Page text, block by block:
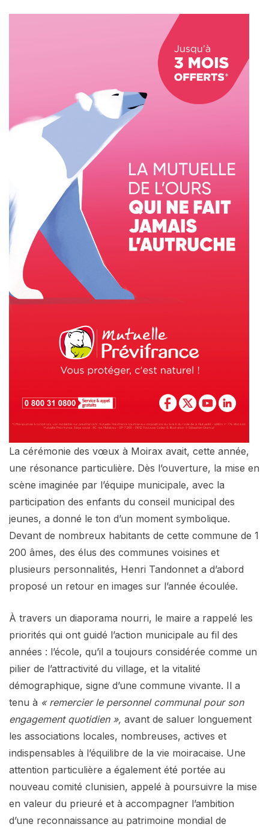
La cérémonie des vœux à Moirax avait, cette année,
une résonance particulière. Dès l’ouverture, la mise en
scène imaginée par l’équipe municipale, avec la
participation des enfants du conseil municipal des
jeunes, a donné le ton d’un moment symbolique.
Devant de nombreux habitants de cette commune de 1
200 âmes, des élus des communes voisines et
plusieurs personnalités, Henri Tandonnet a d’abord
proposé un retour en images sur l’année écoulée.
À travers un diaporama nourri, le maire a rappelé les
priorités qui ont guidé l’action municipale au fil des
années : l’école, qu’il a toujours considérée comme un
pilier de l’attractivité du village, et la vitalité
démographique, signe d’une commune vivante. Il a
tenu à « remercier le personnel communal pour son
engagement quotidien », avant de saluer longuement
les associations locales, nombreuses, actives et
indispensables à l’équilibre de la vie moiracaise. Une
attention particulière a également été portée au
nouveau comité clunisien, appelé à poursuivre la mise
en valeur du prieuré et à accompagner l’ambition
d’une reconnaissance au patrimoine mondial de